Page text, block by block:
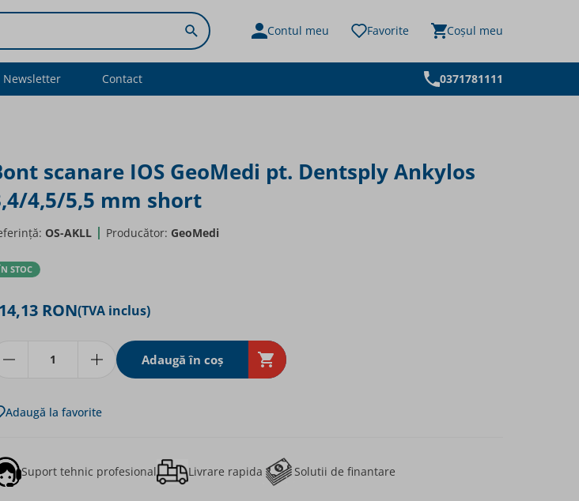
Search
Contul meu Favorite Toggle minicart,
Coșul meu
Newsletter Contact 0371781111
scanare IOS GeoMedi pt. Dentsply Ankylos
4,5/5,5 mm short
OS-AKLL Producător: GeoMedi
STOC
RON(TVA inclus)
Adaugă în coş
Adaugă la favorite
Suport tehnic profesional Livrare rapida Solutii de finantare